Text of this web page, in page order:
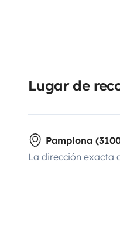
Lugar de
Pamplona
La dirección exacta